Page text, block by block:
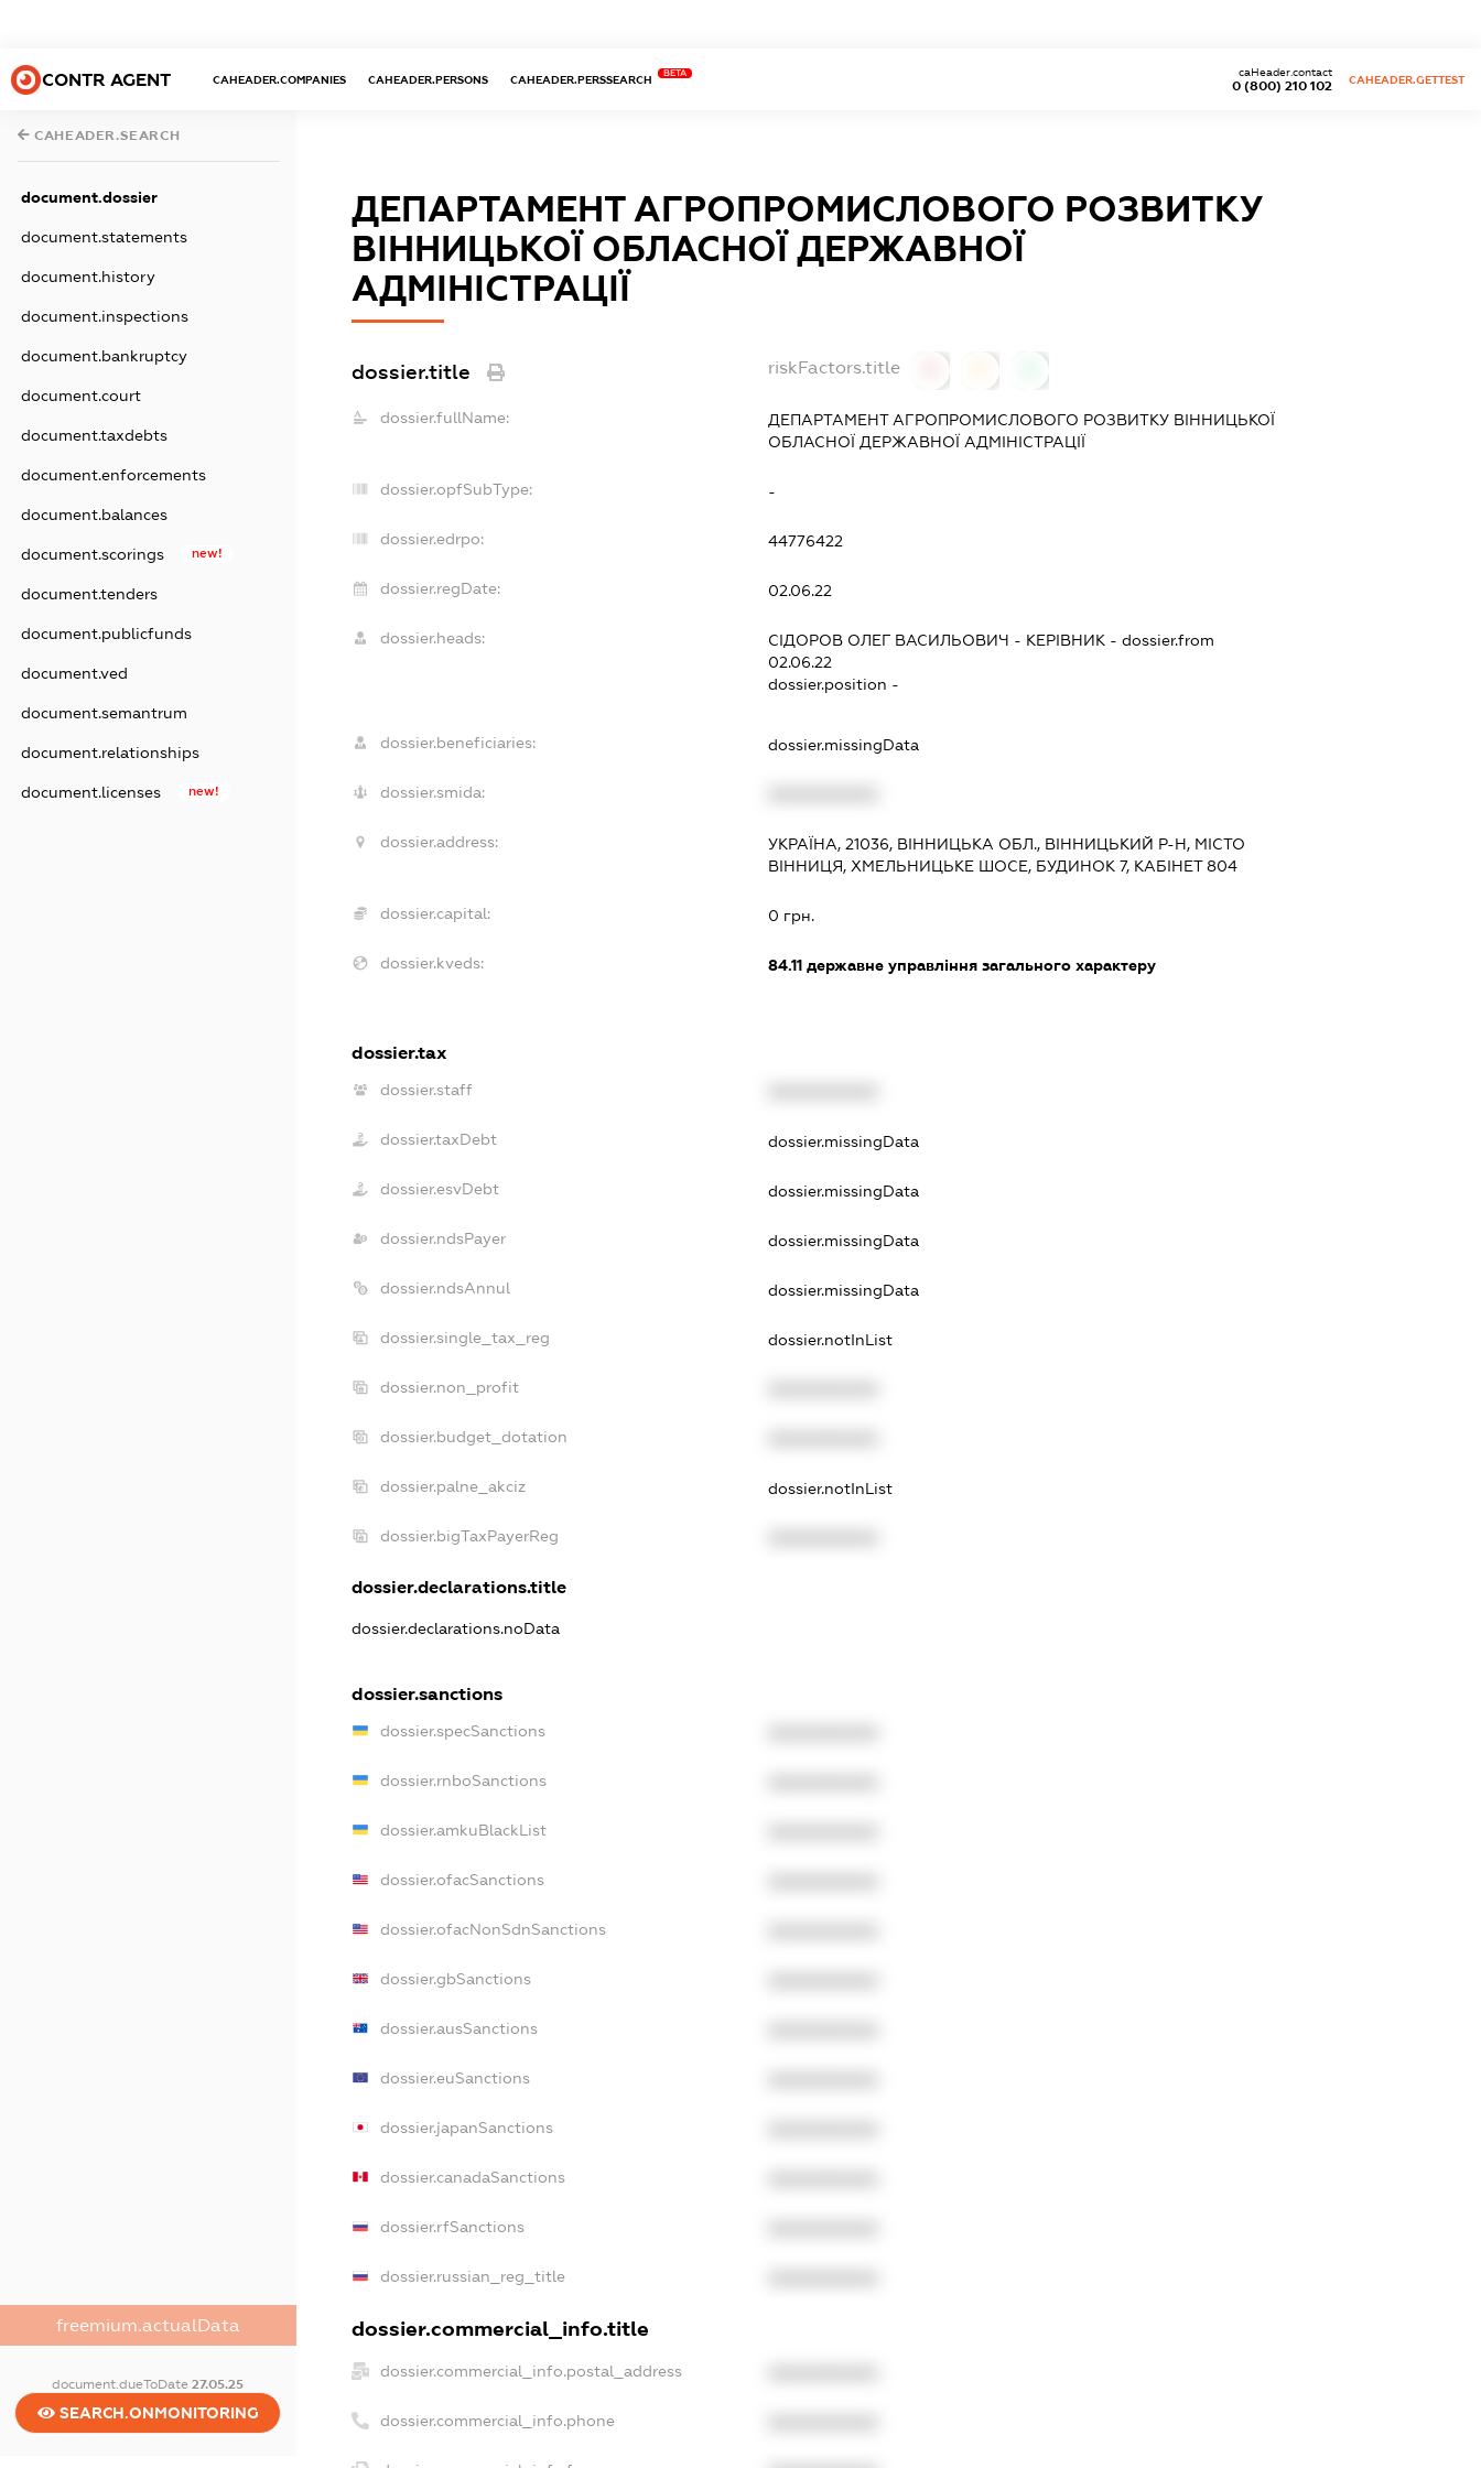
CONTR AGENT CAHEADER.COMPANIES CAHEADER.PERSONS CAHEADER.PERSSEARCH
BETA
0 (800) 210 102
caHeader.contact
CAHEADER.GETTEST
CAHEADER.SEARCH
document.dossier
document.statements
document.history
document.inspections
document.bankruptcy
document.court
document.taxdebts
document.enforcements
document.balances
document.scorings new!
document.tenders
document.publicfunds
document.ved
document.semantrum
document.relationships
document.licenses new!
freemium.actualData
document.dueToDate27.05.25
SEARCH.ONMONITORING
ДЕПАРТАМЕНТ АГРОПРОМИСЛОВОГО РОЗВИТКУ
ВІННИЦЬКОЇ ОБЛАСНОЇ ДЕРЖАВНОЇ
АДМІНІСТРАЦІЇ
dossier.title riskFactors.title
dossier.fullName:
ДЕПАРТАМЕНТ АГРОПРОМИСЛОВОГО РОЗВИТКУ ВІННИЦЬКОЇ
ОБЛАСНОЇ ДЕРЖАВНОЇ АДМІНІСТРАЦІЇ
dossier.opfSubType: -
dossier.edrpo: 44776422
dossier.regDate: 02.06.22
dossier.heads: СІДОРОВ ОЛЕГ ВАСИЛЬОВИЧ - КЕРІВНИК - dossier.from
02.06.22
dossier.position -
dossier.beneficiaries: dossier.missingData
dossier.smida:
dossier.address:
УКРАЇНА, 21036, ВІННИЦЬКА ОБЛ., ВІННИЦЬКИЙ Р-Н, МІСТО
ВІННИЦЯ, ХМЕЛЬНИЦЬКЕ ШОСЕ, БУДИНОК 7, КАБІНЕТ 804
dossier.capital: 0 грн.
dossier.kveds: 84.11 державне управління загального характеру
dossier.tax
dossier.staff
dossier.taxDebt dossier.missingData
dossier.esvDebt dossier.missingData
dossier.ndsPayer dossier.missingData
dossier.ndsAnnul dossier.missingData
dossier.single_tax_reg dossier.notInList
dossier.non_profit
dossier.budget_dotation
dossier.palne_akciz dossier.notInList
dossier.bigTaxPayerReg
dossier.declarations.title
dossier.declarations.noData
dossier.sanctions
dossier.specSanctions
dossier.rnboSanctions
dossier.amkuBlackList
dossier.ofacSanctions
dossier.ofacNonSdnSanctions
dossier.gbSanctions
dossier.ausSanctions
dossier.euSanctions
dossier.japanSanctions
dossier.canadaSanctions
dossier.rfSanctions
dossier.russian_reg_title
dossier.commercial_info.title
dossier.commercial_info.postal_address
dossier.commercial_info.phone